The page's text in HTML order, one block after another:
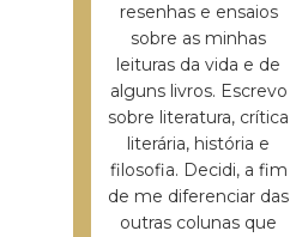
resenhas e ensaios
sobre as minhas
leituras da vida e de
alguns livros. Escrevo
sobre literatura, crítica
literária, história e
filosofia. Decidi, a fim
de me diferenciar das
outras colunas que